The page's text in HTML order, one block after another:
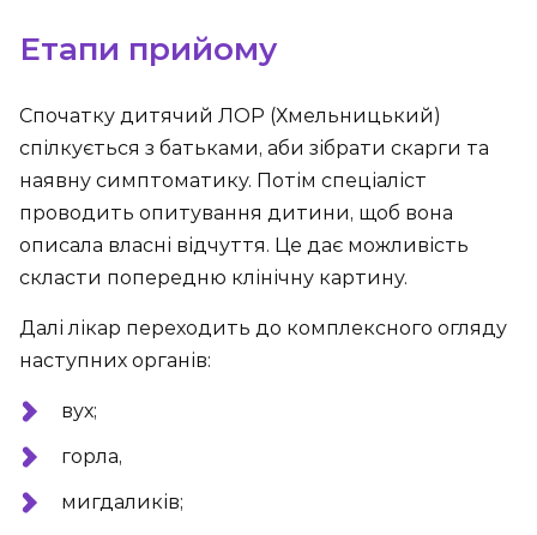
Етапи прийому
Спочатку дитячий ЛОР (Хмельницький)
спілкується з батьками, аби зібрати скарги та
наявну симптоматику. Потім спеціаліст
проводить опитування дитини, щоб вона
описала власні відчуття. Це дає можливість
скласти попередню клінічну картину.
Далі лікар переходить до комплексного огляду
наступних органів:
вух;
горла,
мигдаликів;